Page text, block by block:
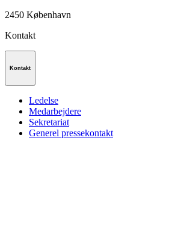
2450 København
Kontakt
Kontakt
Ledelse
Medarbejdere
Sekretariat
Generel pressekontakt